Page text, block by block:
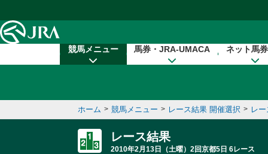
競馬メニュー 馬券・JRA-UMACA ネット馬
ホーム > 競馬メニュー > レース結果 開催選択 > レ
レース結果
2010年2月13日（土曜）2回京都5日 6レース